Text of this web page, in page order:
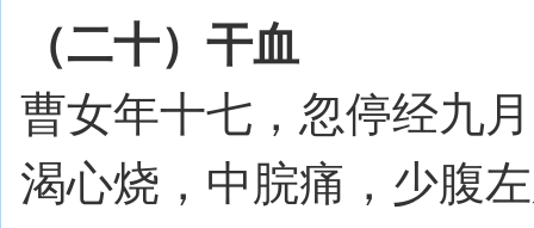
（二十）干血
曹女年十七，忽停经九
渴心烧，中脘痛，少腹